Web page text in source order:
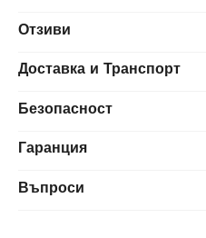
Отзиви
Доставка и Транспорт
Безопасност
Гаранция
Въпроси